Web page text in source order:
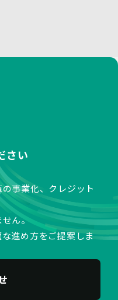
さい
事業化、クレジット
せん。
進め方をご提案しま